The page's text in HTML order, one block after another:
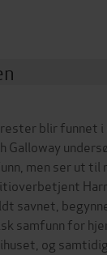
blir funnet i
Galloway
men ser ut til
savnet,
samfunn for
og